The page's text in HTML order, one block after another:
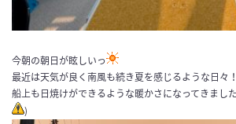
今朝の朝日が眩しいっ
最近は天気が良く南風も続き夏を感じるような日々！
船上も日焼けができるような暖かさになってきまし
)